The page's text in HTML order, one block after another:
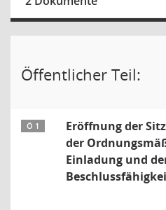
Öffentlicher Teil:
Ö 1
Eröffnung der
der
Einladung und